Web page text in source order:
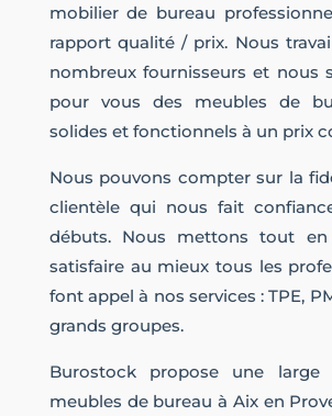
mobilier de bureau
rapport qualité / prix. Nous
nombreux fournisseurs et nous
pour vous des meubles de
solides et fonctionnels à un prix
Nous pouvons compter sur la
clientèle qui nous fait
débuts. Nous mettons tout
satisfaire au mieux tous les
font appel à nos services : TPE,
grands groupes.
Burostock propose une large
meubles de bureau à Aix en